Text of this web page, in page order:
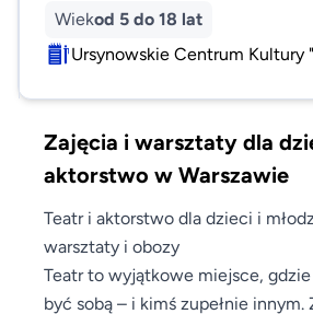
Wiekod 5 do 18 lat
Ursynowskie Centrum Kultury
Zajęcia i warsztaty dla
aktorstwo w Warszawie
Teatr i aktorstwo dla dzieci i
warsztaty i obozy
Teatr to wyjątkowe miejsce,
być sobą – i kimś zupełnie